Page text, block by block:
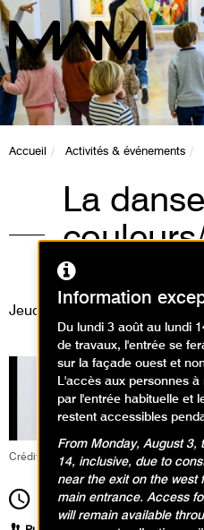
Accueil Activités & événements
La
Animations /
Jeudi 31 août 2023
Crédit : Fabrice Gaboriau
11h00Durée1h30
Information
Du lundi 3 août au lundi
de travaux, l'entrée se
sur la façade ouest et
L'accès aux personnes
par l'entrée habituelle et
restent accessibles
From Monday, August 3,
14, inclusive, due to
near the exit on the west
main entrance. Access
will remain available